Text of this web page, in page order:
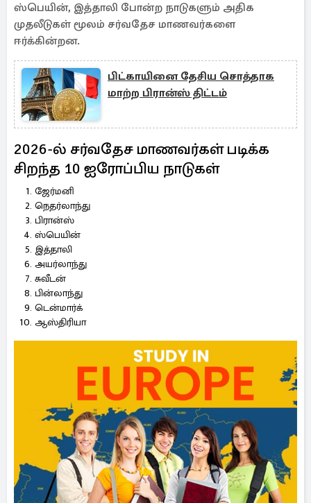
ஸ்பெயின், இத்தாலி போன்ற நாடுகளும் அதிக
முதலீடுகள் மூலம் சர்வதேச மாணவர்களை
ஈர்க்கின்றன.
பிட்காயினை தேசிய சொத்தாக
மாற்ற பிரான்ஸ் திட்டம்
2026-ல் சர்வதேச மாணவர்கள் படிக்க
சிறந்த 10 ஐரோப்பிய நாடுகள்
ஜேர்மனி
நெதர்லாந்து
பிரான்ஸ்
ஸ்பெயின்
இத்தாலி
அயர்லாந்து
சுவீடன்
பின்லாந்து
டென்மார்க்
ஆஸ்திரியா